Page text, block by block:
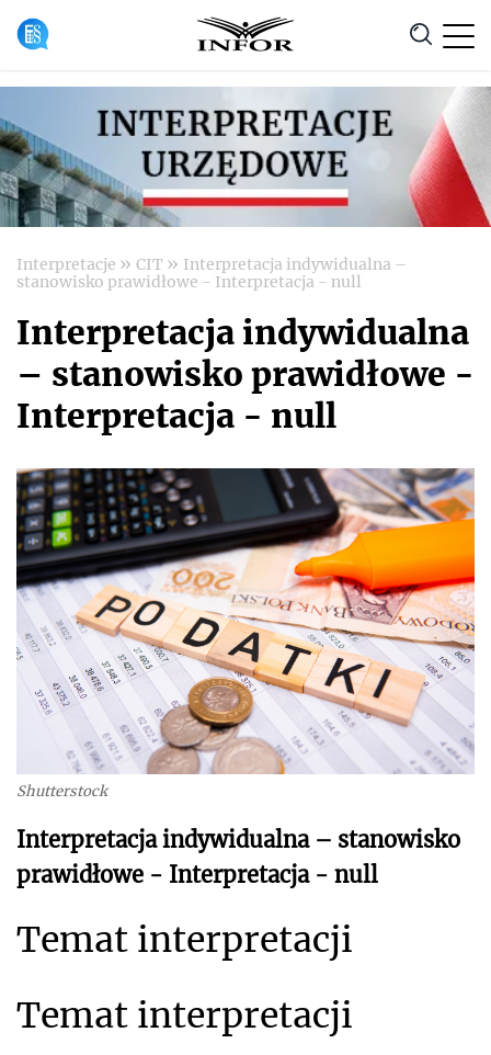
Anuluj
Interpretacje » CIT » Interpretacja indywidualna –
stanowisko prawidłowe - Interpretacja - null
Interpretacja indywidualna
– stanowisko prawidłowe -
Interpretacja - null
Shutterstock
Interpretacja indywidualna – stanowisko
prawidłowe - Interpretacja - null
Temat interpretacji
Temat interpretacji